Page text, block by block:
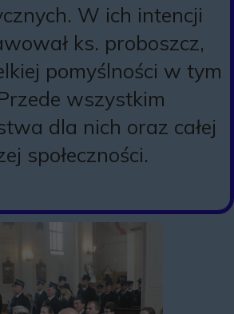
W ich intencji
ks. proboszcz,
pomyślności w tym
wszystkim
dla nich oraz całej
społeczności.